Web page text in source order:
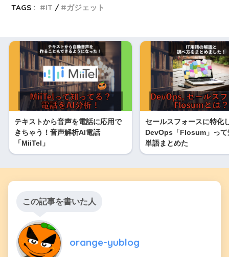
TAGS :
IT ガジェット
テキストから音声を電話に応用で
きちゃう！音声解析AI電話
「MiiTel」
セールスフォースに特化
DevOps「Flosum」って
単語まとめた
この記事を書いた人
orange-yublog